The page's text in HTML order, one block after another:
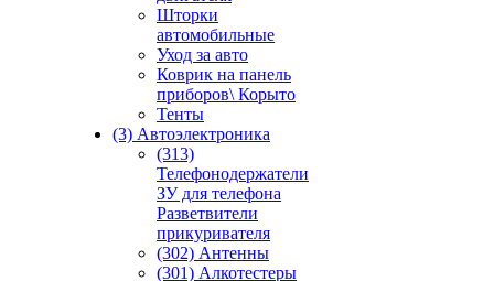
Шторки
автомобильные
Уход за авто
Коврик на панель
приборов\ Корыто
Тенты
(3) Автоэлектроника
(313)
Телефонодержатели
ЗУ для телефона
Разветвители
прикуривателя
(302) Антенны
(301) Алкотестеры